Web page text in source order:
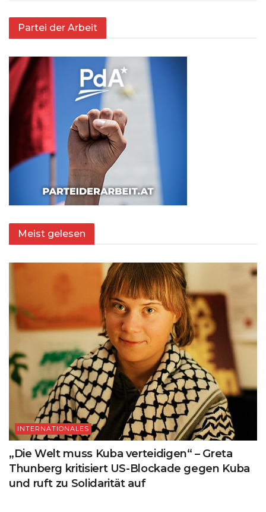
Partei der Arbeit
Meist gelesen
INTERNATIONALES
„Die Welt muss Kuba verteidigen“ – Greta
Thunberg kritisiert US-Blockade gegen Kuba
und ruft zu Solidarität auf